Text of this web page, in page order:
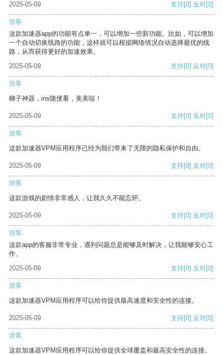
2025-05-09
支持[0] 反对[0]
游客
这款加速器app的功能有点单一，可以增加一些新功能。比如，可以增加
一个自动切换线路的功能，这样就可以根据网络情况自动选择最优的线
路，从而获得更好的加速效果。
2025-05-09
支持[0] 反对[0]
游客
梯子神器，ins随便看，美美哒！
2025-05-09 支持[0] 反对[0]
游客
这款加速器VPM应用程序已经为我们带来了无限的隐私保护和自由。
2025-05-09 支持[0] 反对[0]
游客
这款游戏的剧情非常感人，让我久久不能忘怀。
2025-05-09 支持[0] 反对[0]
游客
这款app的客服非常专业，遇到问题总是能够及时解决，让我能够安心工
作。
2025-05-09
支持[0] 反对[0]
游客
这款加速器VPM应用程序可以给你提供最高速度和安全性的连接。
2025-05-09 支持[0] 反对[0]
游客
这款加速器VPM应用程序可以给你提供全球覆盖和最高安全性的连接。